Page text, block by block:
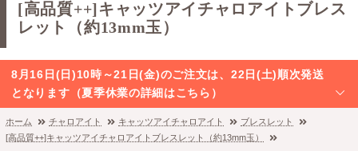
[高品質++]キャッツアイチャロアイトブレス
レット（約13mm玉）
8月16日(日)10時～21日(金)のご注文は、22日(土)順次発送
となります（夏季休業の詳細はこちら）
ホーム チャロアイト キャッツアイチャロアイト
ブレスレット
[高品質++]キャッツアイチャロアイトブレスレット（約13mm玉）